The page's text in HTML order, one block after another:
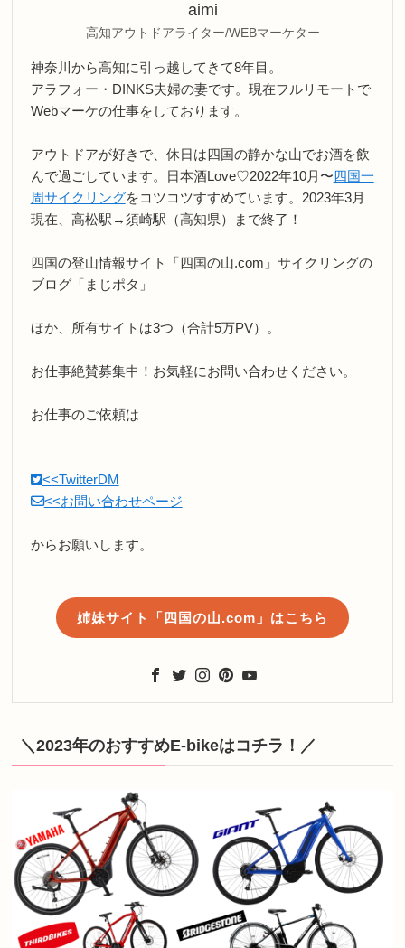
aimi
高知アウトドアライター/WEBマーケター
神奈川から高知に引っ越してきて8年目。
アラフォー・DINKS夫婦の妻です。現在フルリモートで
Webマーケの仕事をしております。
アウトドアが好きで、休日は四国の静かな山でお酒を飲
んで過ごしています。日本酒Love♡2022年10月〜四国一
周サイクリングをコツコツすすめています。2023年3月
現在、高松駅→須崎駅（高知県）まで終了！
四国の登山情報サイト「四国の山.com」サイクリングの
ブログ「まじポタ」
ほか、所有サイトは3つ（合計5万PV）。
お仕事絶賛募集中！お気軽にお問い合わせください。
お仕事のご依頼は
<<TwitterDM
<<お問い合わせページ
からお願いします。
姉妹サイト「四国の山.com」はこちら
＼2023年のおすすめE-bikeはコチラ！／